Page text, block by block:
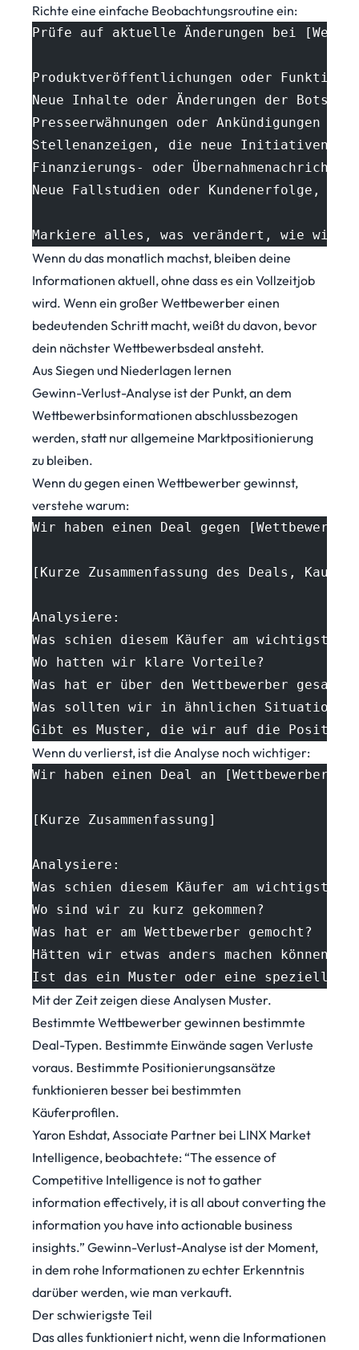
Richte eine einfache Beobachtungsroutine ein:
Prüfe auf aktuelle Änderungen bei
Produktveröffentlichungen oder
Neue Inhalte oder Änderungen der
Presseerwähnungen oder Ankündigungen
Stellenanzeigen, die neue Initiativen
Finanzierungs- oder Übernahmenachrichten
Neue Fallstudien oder Kundenerfolge, die
Markiere alles, was verändert, wie wir
Wenn du das monatlich machst, bleiben deine
Informationen aktuell, ohne dass es ein Vollzeitjob
wird. Wenn ein großer Wettbewerber einen
bedeutenden Schritt macht, weißt du davon, bevor
dein nächster Wettbewerbsdeal ansteht.
Aus Siegen und Niederlagen lernen
Gewinn-Verlust-Analyse ist der Punkt, an dem
Wettbewerbsinformationen abschlussbezogen
werden, statt nur allgemeine Marktpositionierung
zu bleiben.
Wenn du gegen einen Wettbewerber gewinnst,
verstehe warum:
Wir haben einen Deal gegen
[Kurze Zusammenfassung des Deals,
Analysiere:
Was schien diesem Käufer am wichtigsten
Wo hatten wir klare Vorteile?
Was hat er über den Wettbewerber gesagt?
Was sollten wir in ähnlichen Situationen
Gibt es Muster, die wir auf die
Wenn du verlierst, ist die Analyse noch wichtiger:
Wir haben einen Deal an
[Kurze Zusammenfassung]
Analysiere:
Was schien diesem Käufer am wichtigsten
Wo sind wir zu kurz gekommen?
Was hat er am Wettbewerber gemocht?
Hätten wir etwas anders machen können?
Ist das ein Muster oder eine spezielle
Mit der Zeit zeigen diese Analysen Muster.
Bestimmte Wettbewerber gewinnen bestimmte
Deal-Typen. Bestimmte Einwände sagen Verluste
voraus. Bestimmte Positionierungsansätze
funktionieren besser bei bestimmten
Käuferprofilen.
Yaron Eshdat, Associate Partner bei LINX Market
Intelligence, beobachtete: “The essence of
Competitive Intelligence is not to gather
information effectively, it is all about converting the
information you have into actionable business
insights.” Gewinn-Verlust-Analyse ist der Moment,
in dem rohe Informationen zu echter Erkenntnis
darüber werden, wie man verkauft.
Der schwierigste Teil
Das alles funktioniert nicht, wenn die Informationen